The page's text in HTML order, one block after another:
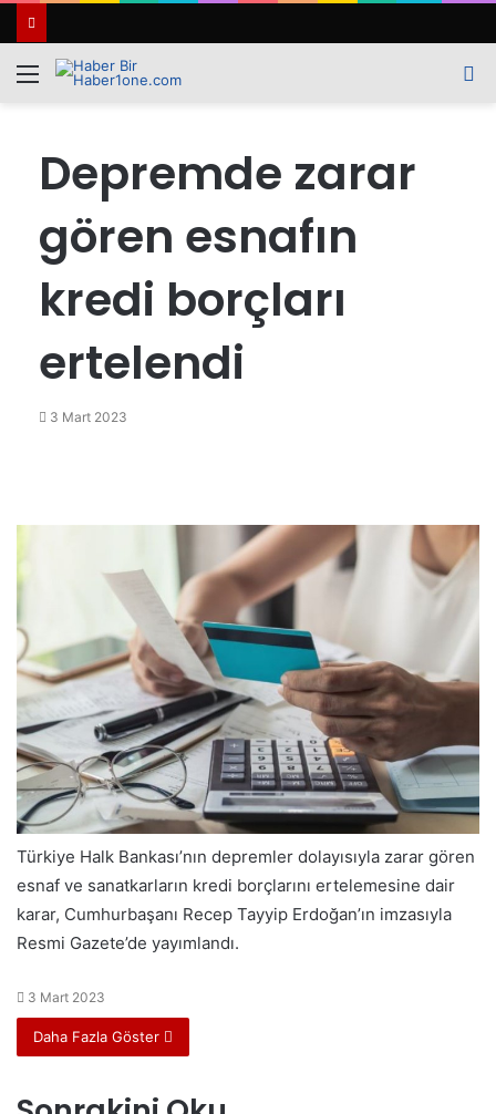
Menü
Depremde zarar
gören esnafın
kredi borçları
ertelendi
3 Mart 2023
Türkiye Halk Bankası’nın depremler dolayısıyla zarar gören
esnaf ve sanatkarların kredi borçlarını ertelemesine dair
karar, Cumhurbaşanı Recep Tayyip Erdoğan’ın imzasıyla
Resmi Gazete’de yayımlandı.
3 Mart 2023
Daha Fazla Göster